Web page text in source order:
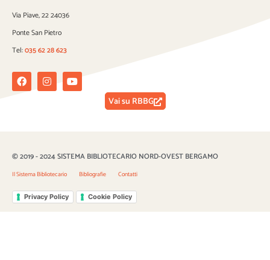
Via Piave, 22 24036
Ponte San Pietro
Tel:035 62 28 623
FacebookInstagramYoutube
Vai su RBBG
© 2019 - 2024 SISTEMA BIBLIOTECARIO NORD-OVEST BERGAMO
Il Sistema Bibliotecario Bibliografie Contatti
Privacy Policy Cookie Policy